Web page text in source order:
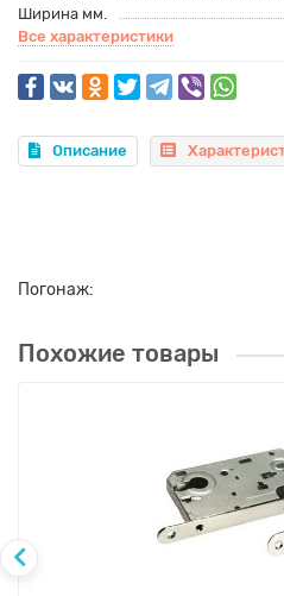
Ширина мм.
Все характеристики
Описание
Погонаж:
Похожие товары